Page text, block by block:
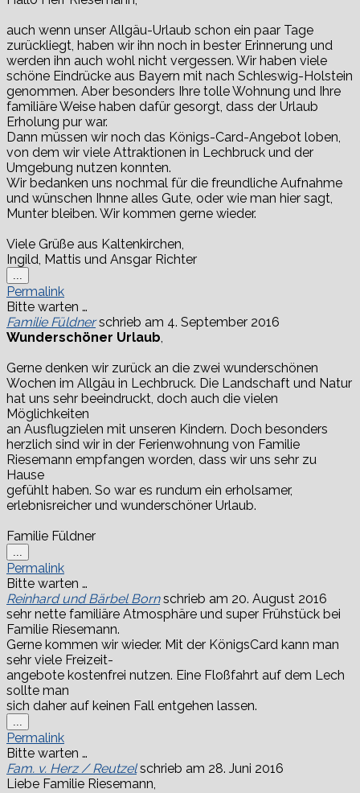
auch wenn unser Allgäu-Urlaub schon ein paar Tage
zurückliegt, haben wir ihn noch in bester Erinnerung und
werden ihn auch wohl nicht vergessen. Wir haben viele
schöne Eindrücke aus Bayern mit nach Schleswig-Holstein
genommen. Aber besonders Ihre tolle Wohnung und Ihre
familiäre Weise haben dafür gesorgt, dass der Urlaub
Erholung pur war.
Dann müssen wir noch das Königs-Card-Angebot loben,
von dem wir viele Attraktionen in Lechbruck und der
Umgebung nutzen konnten.
Wir bedanken uns nochmal für die freundliche Aufnahme
und wünschen Ihnne alles Gute, oder wie man hier sagt,
Munter bleiben. Wir kommen gerne wieder.
Viele Grüße aus Kaltenkirchen,
Ingild, Mattis und Ansgar Richter
...
Metabox
ein-/ausblenden.
Permalink
Bitte warten …
Familie Füldner schrieb am 4. September 2016
Wunderschöner Urlaub,
Gerne denken wir zurück an die zwei wunderschönen
Wochen im Allgäu in Lechbruck. Die Landschaft und Natur
hat uns sehr beeindruckt, doch auch die vielen
Möglichkeiten
an Ausflugzielen mit unseren Kindern. Doch besonders
herzlich sind wir in der Ferienwohnung von Familie
Riesemann empfangen worden, dass wir uns sehr zu
Hause
gefühlt haben. So war es rundum ein erholsamer,
erlebnisreicher und wunderschöner Urlaub.
Familie Füldner
...
Metabox
ein-/ausblenden.
Permalink
Bitte warten …
Reinhard und Bärbel Born schrieb am 20. August 2016
sehr nette familiäre Atmosphäre und super Frühstück bei
Familie Riesemann.
Gerne kommen wir wieder. Mit der KönigsCard kann man
sehr viele Freizeit-
angebote kostenfrei nutzen. Eine Floßfahrt auf dem Lech
sollte man
sich daher auf keinen Fall entgehen lassen.
...
Metabox
ein-/ausblenden.
Permalink
Bitte warten …
Fam. v. Herz / Reutzel schrieb am 28. Juni 2016
Liebe Familie Riesemann,